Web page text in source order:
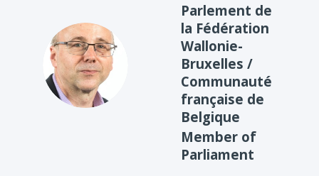
JK
Parlement de
la Fédération
Wallonie-
Bruxelles /
Communauté
française de
Belgique
Member of
Parliament